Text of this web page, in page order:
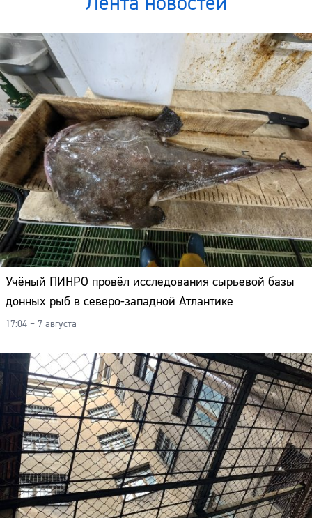
Учёный ПИНРО провёл исследования сырьевой базы
донных рыб в северо-западной Атлантике
17:04 – 7 августа